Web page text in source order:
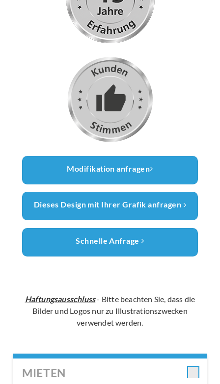
Modifikation anfragen
Dieses Design mit Ihrer Grafik anfragen
Schnelle Anfrage
Haftungsausschluss- Bitte beachten Sie, dass die
Bilder und Logos nur zu Illustrationszwecken
verwendet werden.
MIETEN